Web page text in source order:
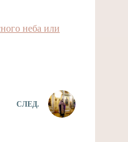
неба или
СЛЕД.